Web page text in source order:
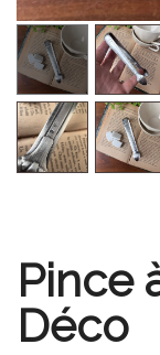
Pince
Déco